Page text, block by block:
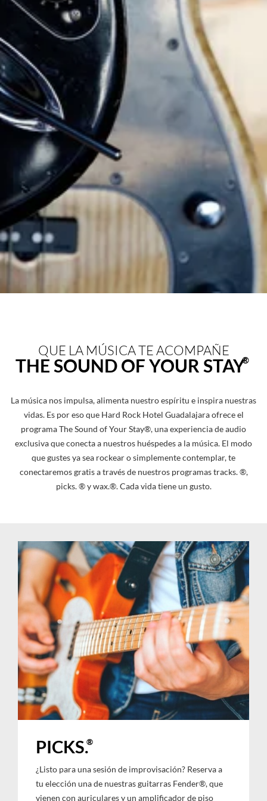
QUE LA MÚSICA TE ACOMPAÑE
THE SOUND OF YOUR STAY®
La música nos impulsa, alimenta nuestro espíritu e inspira nuestras
vidas. Es por eso que Hard Rock Hotel Guadalajara ofrece el
programa The Sound of Your Stay®, una experiencia de audio
exclusiva que conecta a nuestros huéspedes a la música. El modo
que gustes ya sea rockear o simplemente contemplar, te
conectaremos gratis a través de nuestros programas tracks. ®,
picks. ® y wax.®. Cada vida tiene un gusto.
PICKS.®
¿Listo para una sesión de improvisación? Reserva a
tu elección una de nuestras guitarras Fender®, que
vienen con auriculares y un amplificador de piso